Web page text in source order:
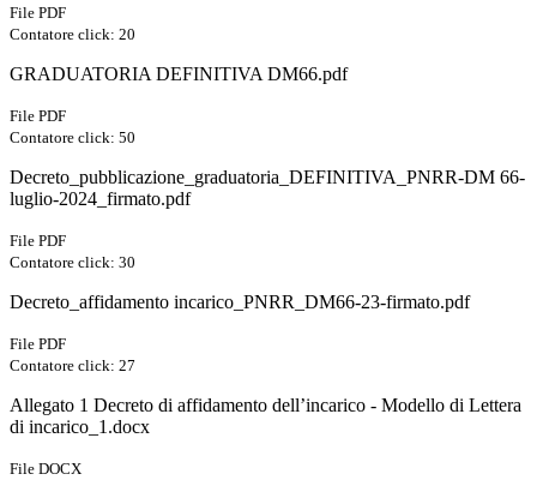
File PDF
Contatore click: 20
GRADUATORIA DEFINITIVA DM66.pdf
File PDF
Contatore click: 50
Decreto_pubblicazione_graduatoria_DEFINITIVA_PNRR-DM 66-
luglio-2024_firmato.pdf
File PDF
Contatore click: 30
Decreto_affidamento incarico_PNRR_DM66-23-firmato.pdf
File PDF
Contatore click: 27
Allegato 1 Decreto di affidamento dell’incarico - Modello di Lettera
di incarico_1.docx
File DOCX